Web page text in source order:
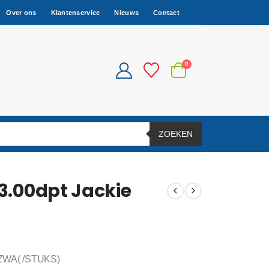
Over ons Klantenservice Nieuws Contact
0
ZOEKEN
Jackie
/STUKS)